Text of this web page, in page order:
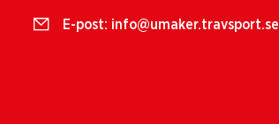
E-post: info@umaker.travsport.se